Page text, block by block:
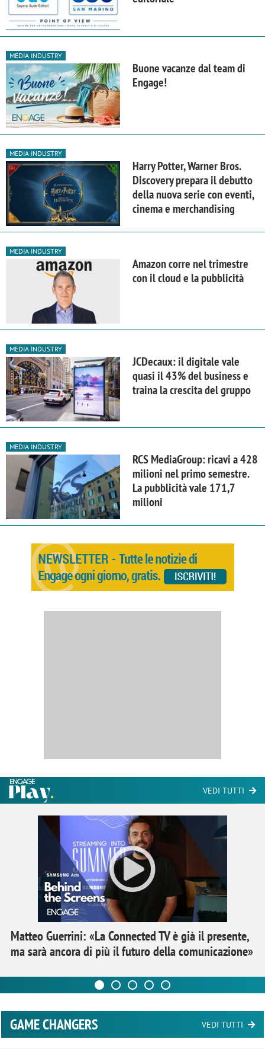
MEDIA INDUSTRY
Buone vacanze dal team di
Engage!
MEDIA INDUSTRY
Harry Potter, Warner Bros.
Discovery prepara il debutto
della nuova serie con eventi,
cinema e merchandising
MEDIA INDUSTRY
Amazon corre nel trimestre
con il cloud e la pubblicità
MEDIA INDUSTRY
JCDecaux: il digitale vale
quasi il 43% del business e
traina la crescita del gruppo
MEDIA INDUSTRY
RCS MediaGroup: ricavi a 428
milioni nel primo semestre.
La pubblicità vale 171,7
milioni
VEDI TUTTI
Matteo Guerrini: «La Connected TV è già il presente,
ma sarà ancora di più il futuro della comunicazione»
GAME CHANGERS VEDI TUTTI